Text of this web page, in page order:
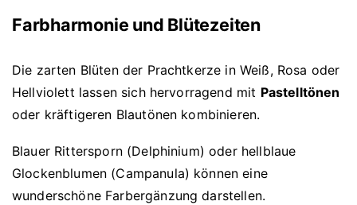
Farbharmonie und Blütezeiten
Die zarten Blüten der Prachtkerze in Weiß, Rosa oder
Hellviolett lassen sich hervorragend mit Pastelltönen
oder kräftigeren Blautönen kombinieren.
Blauer Rittersporn (Delphinium) oder hellblaue
Glockenblumen (Campanula) können eine
wunderschöne Farbergänzung darstellen.